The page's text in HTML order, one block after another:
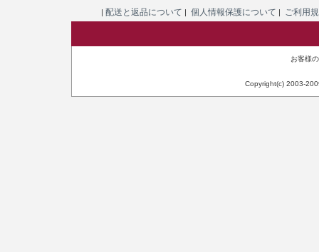
| 配送と返品について | 個人情報保護について | ご利用
お客様
Copyright(c) 2003-